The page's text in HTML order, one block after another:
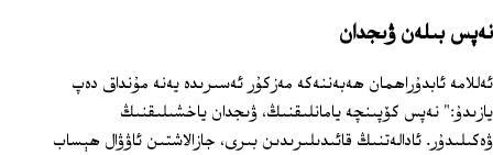
نەپس بىلەن ۋىجدان
ئەللامە ئابدۇراھمان ھەبەننەكە مەزكۇر ئەسىرىدە يەنە مۇنداق دەپ
يازىدۇ:" نەپس كۆپىنچە يامانلىقنىڭ، ۋىجدان ياخشىلىقنىڭ
ۋەكىلىدۇر. ئادالەتنىڭ قائىدىلىرىدىن بىرى، جازالاشتىن ئاۋۋال ھېساب